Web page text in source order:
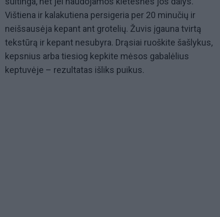
Vištiena ir kalakutiena persigeria per 20 minučių ir
neišsausėja kepant ant grotelių. Žuvis įgauna tvirtą
tekstūrą ir kepant nesubyra. Drąsiai ruoškite šašlykus,
kepsnius arba tiesiog kepkite mėsos gabalėlius
keptuvėje – rezultatas išliks puikus.